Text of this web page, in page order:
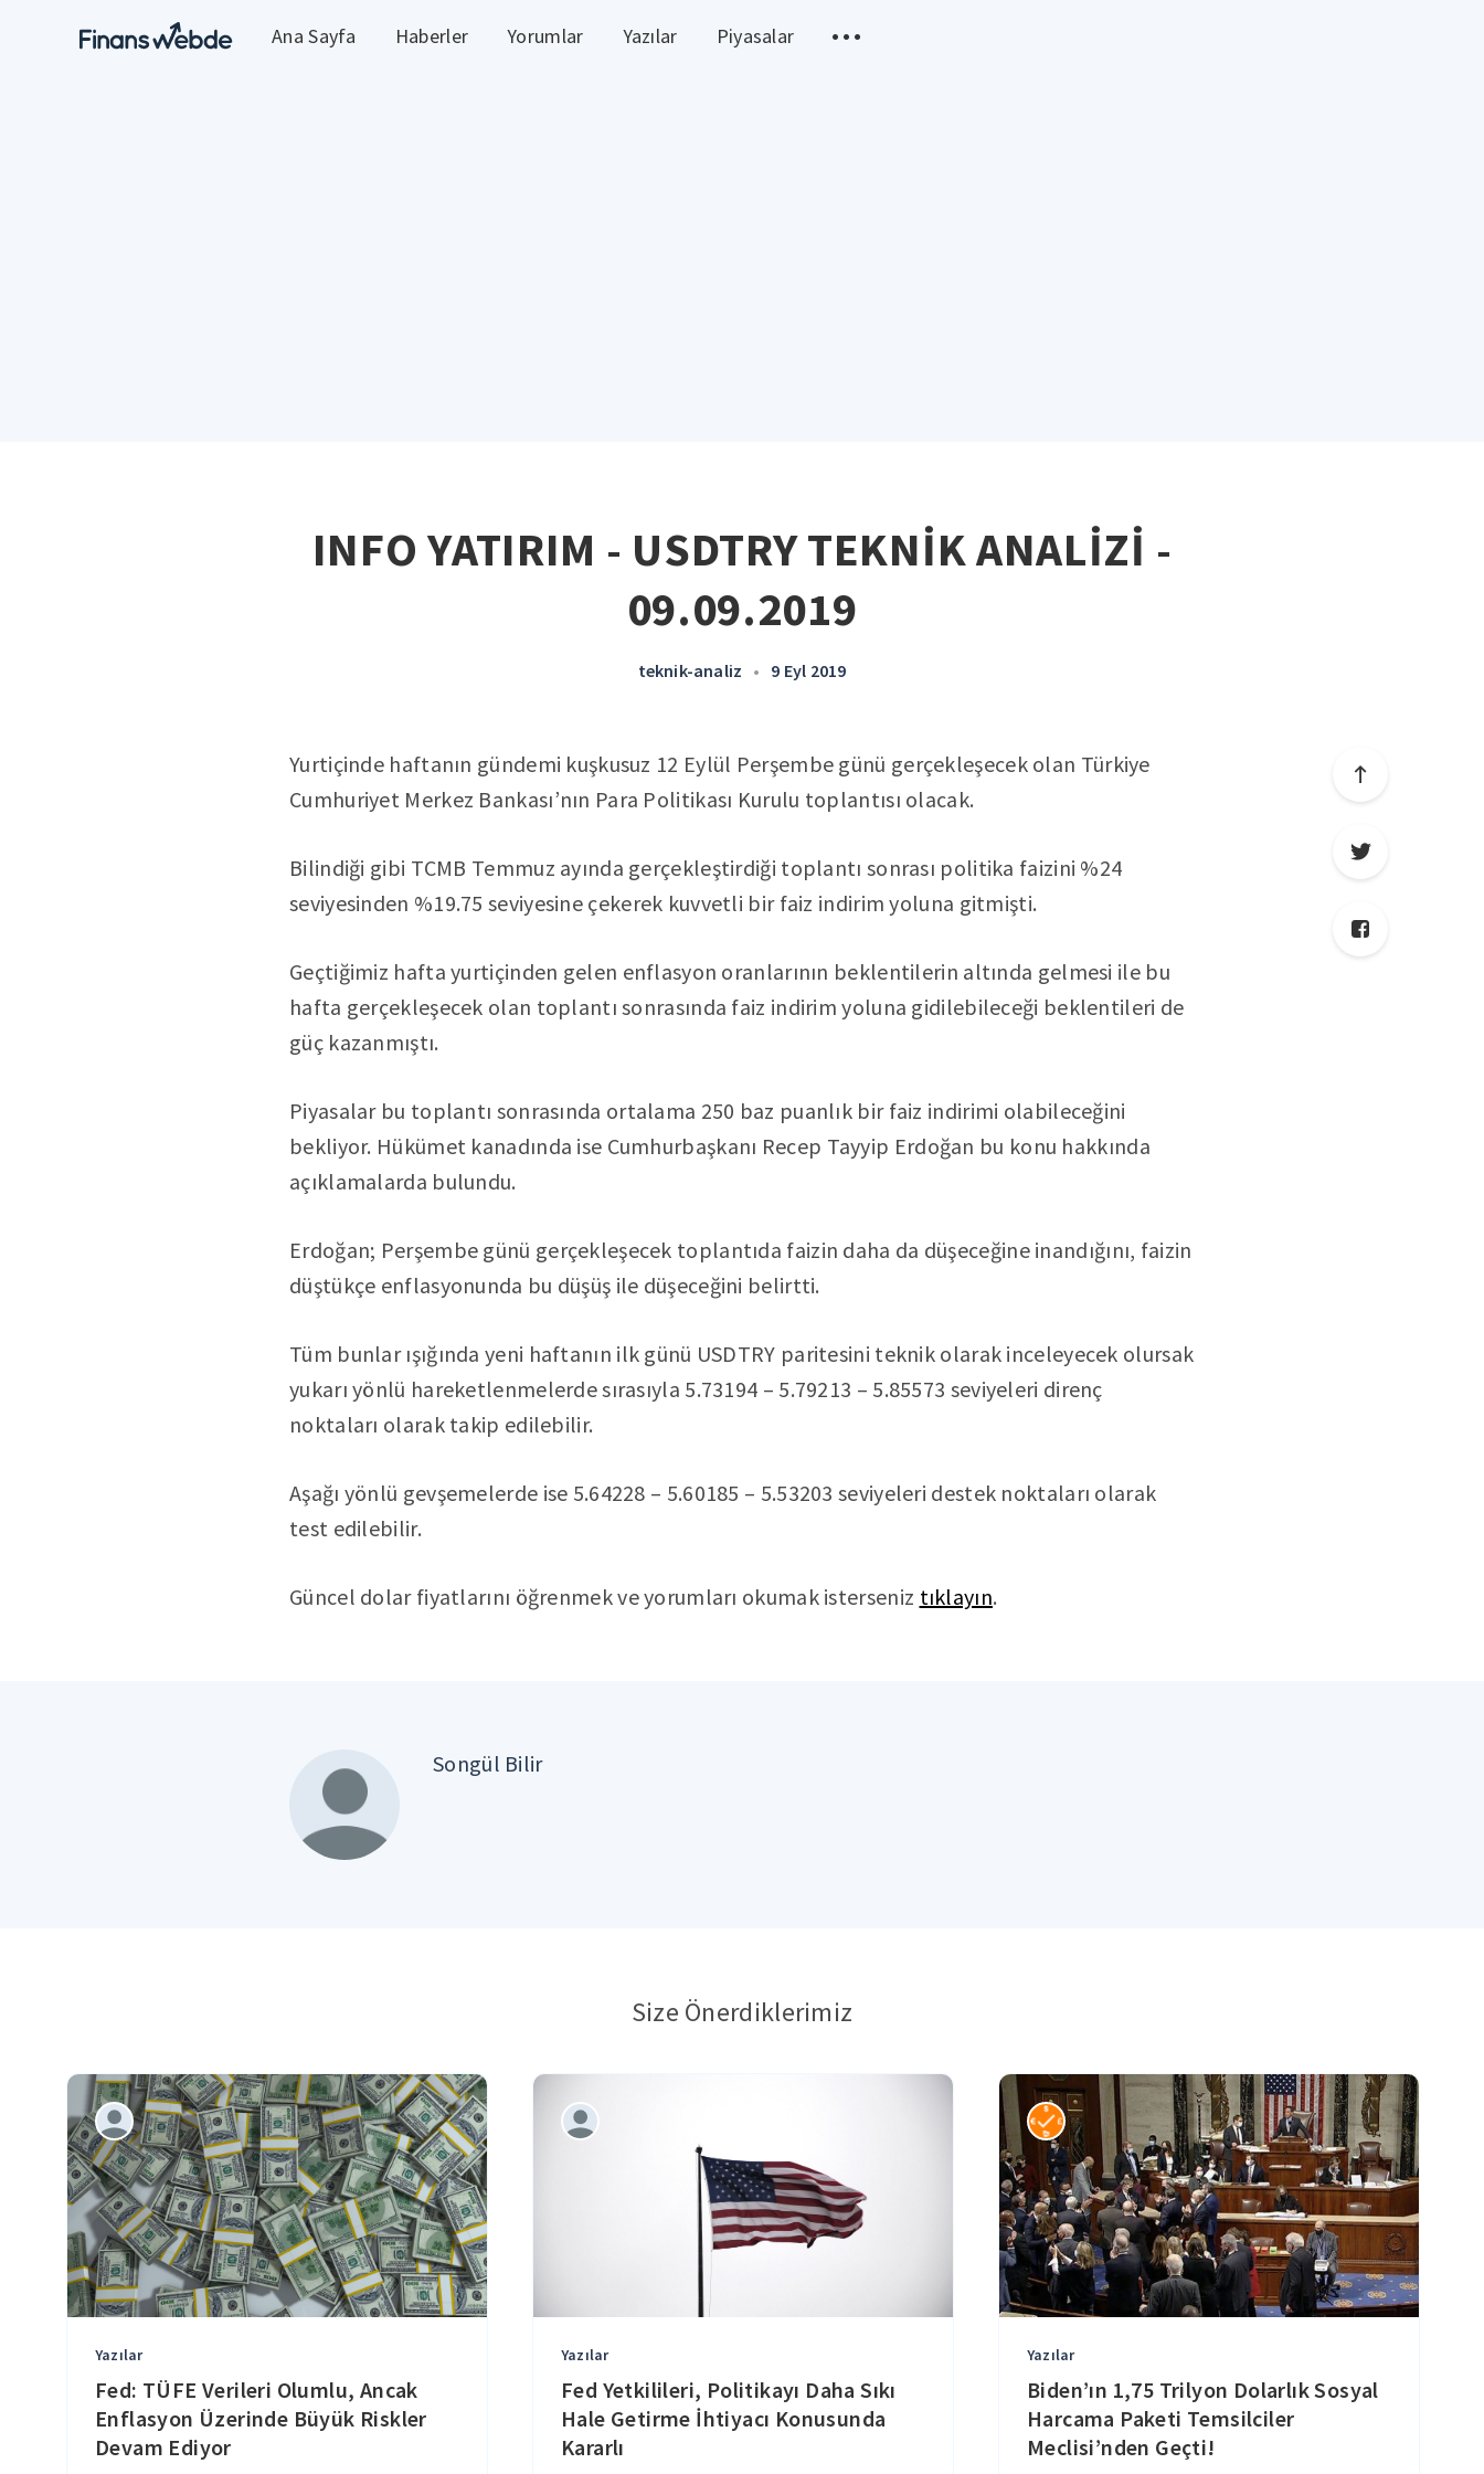
Ana Sayfa Haberler Yorumlar Yazılar Piyasalar
INFO YATIRIM - USDTRY TEKNİK ANALİZİ -
09.09.2019
teknik-analiz • 9 Eyl 2019
Yurtiçinde haftanın gündemi kuşkusuz 12 Eylül Perşembe günü gerçekleşecek olan Türkiye
Cumhuriyet Merkez Bankası’nın Para Politikası Kurulu toplantısı olacak.
Bilindiği gibi TCMB Temmuz ayında gerçekleştirdiği toplantı sonrası politika faizini %24
seviyesinden %19.75 seviyesine çekerek kuvvetli bir faiz indirim yoluna gitmişti.
Geçtiğimiz hafta yurtiçinden gelen enflasyon oranlarının beklentilerin altında gelmesi ile bu
hafta gerçekleşecek olan toplantı sonrasında faiz indirim yoluna gidilebileceği beklentileri de
güç kazanmıştı.
Piyasalar bu toplantı sonrasında ortalama 250 baz puanlık bir faiz indirimi olabileceğini
bekliyor. Hükümet kanadında ise Cumhurbaşkanı Recep Tayyip Erdoğan bu konu hakkında
açıklamalarda bulundu.
Erdoğan; Perşembe günü gerçekleşecek toplantıda faizin daha da düşeceğine inandığını, faizin
düştükçe enflasyonunda bu düşüş ile düşeceğini belirtti.
Tüm bunlar ışığında yeni haftanın ilk günü USDTRY paritesini teknik olarak inceleyecek olursak
yukarı yönlü hareketlenmelerde sırasıyla 5.73194 – 5.79213 – 5.85573 seviyeleri direnç
noktaları olarak takip edilebilir.
Aşağı yönlü gevşemelerde ise 5.64228 – 5.60185 – 5.53203 seviyeleri destek noktaları olarak
test edilebilir.
Güncel dolar fiyatlarını öğrenmek ve yorumları okumak isterseniz tıklayın.
Songül Bilir
Size Önerdiklerimiz
Yazılar
Fed: TÜFE Verileri Olumlu, Ancak
Enflasyon Üzerinde Büyük Riskler
Devam Ediyor
Yazılar
Fed Yetkilileri, Politikayı Daha Sıkı
Hale Getirme İhtiyacı Konusunda
Kararlı
Yazılar
Biden’ın 1,75 Trilyon Dolarlık Sosyal
Harcama Paketi Temsilciler
Meclisi’nden Geçti!